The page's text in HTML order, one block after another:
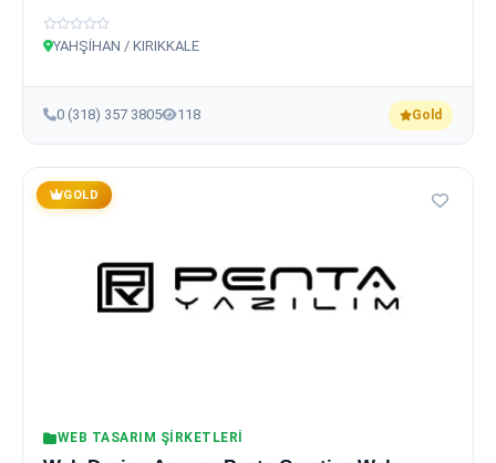
YAHŞİHAN / KIRIKKALE
0 (318) 357 3805 118 Gold
GOLD
WEB TASARIM ŞIRKETLERI